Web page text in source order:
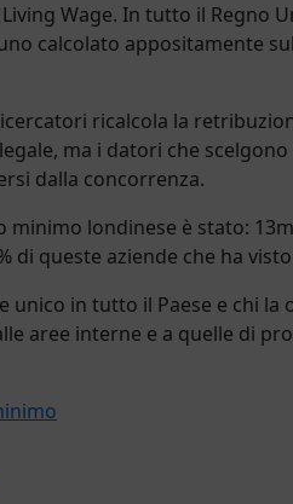
Wage. In tutto il Regno
calcolato appositamente
ricalcola la
ma i datori che
dalla concorrenza.
minimo londinese è stato:
queste aziende che ha
in tutto il Paese e chi
aree interne e a quelle di